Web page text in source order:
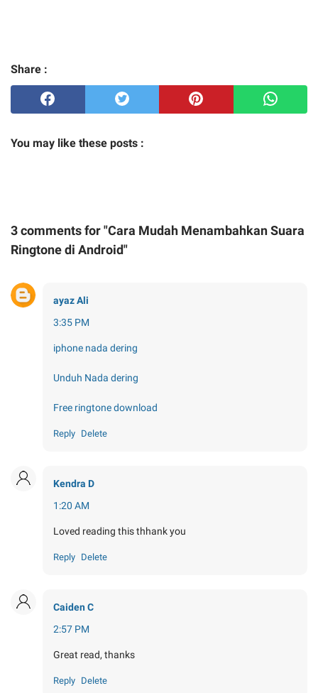
Share :
You may like these posts :
3 comments for "Cara Mudah Menambahkan Suara
Ringtone di Android"
ayaz Ali
3:35 PM
iphone nada dering
Unduh Nada dering
Free ringtone download
Reply Delete
Kendra D
1:20 AM
Loved reading this thhank you
Reply Delete
Caiden C
2:57 PM
Great read, thanks
Reply Delete